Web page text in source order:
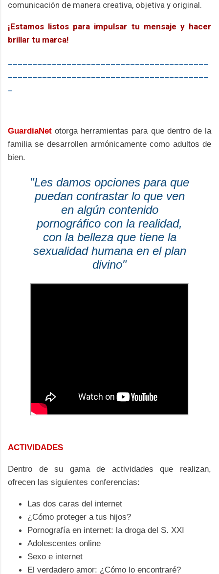
comunicación de manera creativa, objetiva y original.
¡Estamos listos para impulsar tu mensaje y hacer
brillar tu marca!
GuardiaNetotorga herramientas para que dentro de la
familia se desarrollen armónicamente como adultos de
bien.
"Les damos opciones para que
puedan contrastar lo que ven
en algún contenido
pornográfico con la realidad,
con la belleza que tiene la
sexualidad humana en el plan
divino"
ACTIVIDADES
Dentro de su gama de actividades que realizan,
ofrecen las siguientes conferencias:
Las dos caras del internet
¿Cómo proteger a tus hijos?
Pornografía en internet: la droga del S. XXI
Adolescentes online
Sexo e internet
El verdadero amor: ¿Cómo lo encontraré?